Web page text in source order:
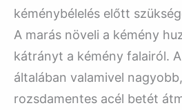
kéménybélelés előtt
A marás növeli a kémény
kátrányt a kémény falairól.
általában valamivel
rozsdamentes acél betét